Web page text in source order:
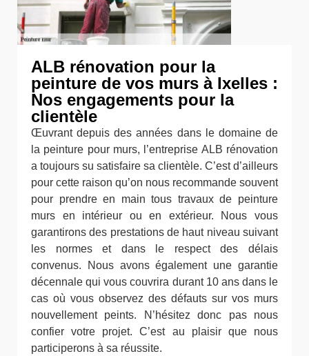
ALB rénovation pour la
peinture de vos murs à Ixelles :
Nos engagements pour la
clientèle
Œuvrant depuis des années dans le domaine de
la peinture pour murs, l’entreprise ALB rénovation
a toujours su satisfaire sa clientèle. C’est d’ailleurs
pour cette raison qu’on nous recommande souvent
pour prendre en main tous travaux de peinture
murs en intérieur ou en extérieur. Nous vous
garantirons des prestations de haut niveau suivant
les normes et dans le respect des délais
convenus. Nous avons également une garantie
décennale qui vous couvrira durant 10 ans dans le
cas où vous observez des défauts sur vos murs
nouvellement peints. N’hésitez donc pas nous
confier votre projet. C’est au plaisir que nous
participerons à sa réussite.